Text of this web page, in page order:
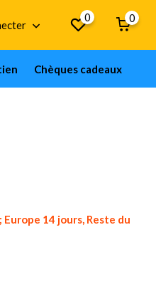
0 0
Chèques cadeaux
14 jours, Reste du